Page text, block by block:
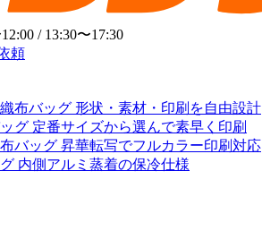
/ 13:30〜17:30
頼
布バッグ 形状・素材・印刷を自由設計
グ 定番サイズから選んで素早く印刷
バッグ 昇華転写でフルカラー印刷対応
内側アルミ蒸着の保冷仕様